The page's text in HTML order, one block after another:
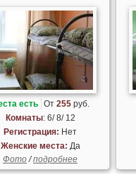
есть От255 руб.
Комнаты: 6/ 8/ 12
Регистрация: Нет
Женские места: Да
Фото/подробнее